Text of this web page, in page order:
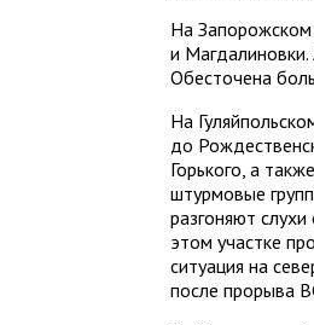
На Запорожском
и
Обесточена
На
до
Горького, а
штурмовые
разгоняют
этом участке
ситуация на
после прорыва